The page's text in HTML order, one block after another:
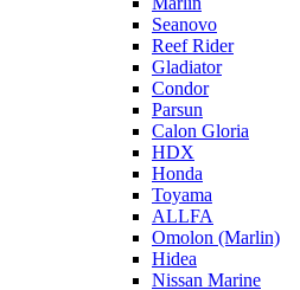
Seanovo
Reef Rider
Gladiator
Condor
Parsun
Calon Gloria
HDX
Honda
Toyama
ALLFA
Omolon (Marlin)
Hidea
Nissan Marine